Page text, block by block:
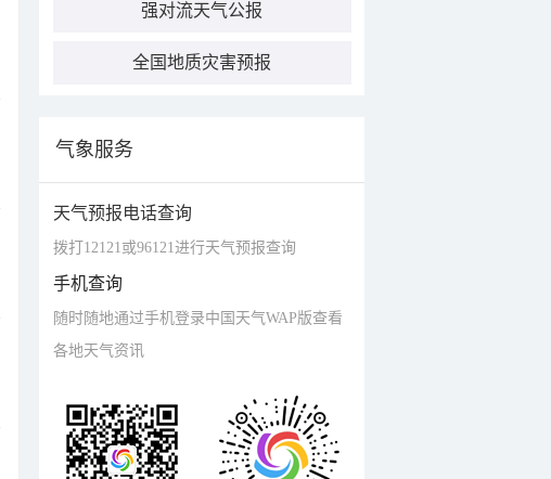
强对流天气公报
全国地质灾害预报
气象服务
天气预报电话查询
拨打12121或96121进行天气预报查询
手机查询
随时随地通过手机登录中国天气WAP版查看
各地天气资讯